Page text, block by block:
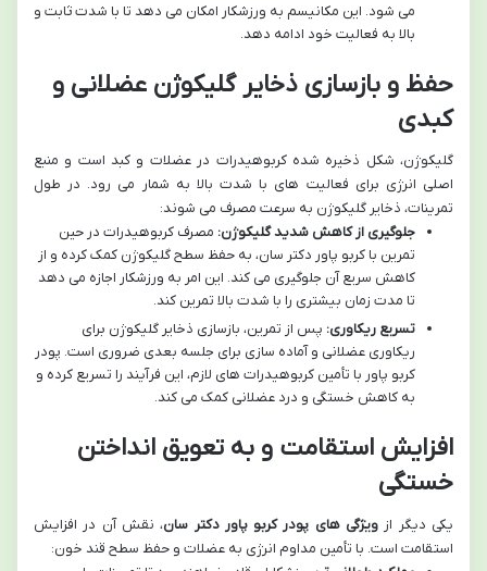
می شود. این مکانیسم به ورزشکار امکان می دهد تا با شدت ثابت و
بالا به فعالیت خود ادامه دهد.
حفظ و بازسازی ذخایر گلیکوژن عضلانی و
کبدی
گلیکوژن، شکل ذخیره شده کربوهیدرات در عضلات و کبد است و منبع
اصلی انرژی برای فعالیت های با شدت بالا به شمار می رود. در طول
تمرینات، ذخایر گلیکوژن به سرعت مصرف می شوند:
جلوگیری از کاهش شدید گلیکوژن: مصرف کربوهیدرات در حین
تمرین با کربو پاور دکتر سان، به حفظ سطح گلیکوژن کمک کرده و از
کاهش سریع آن جلوگیری می کند. این امر به ورزشکار اجازه می دهد
تا مدت زمان بیشتری را با شدت بالا تمرین کند.
تسریع ریکاوری: پس از تمرین، بازسازی ذخایر گلیکوژن برای
ریکاوری عضلانی و آماده سازی برای جلسه بعدی ضروری است. پودر
کربو پاور با تأمین کربوهیدرات های لازم، این فرآیند را تسریع کرده و
به کاهش خستگی و درد عضلانی کمک می کند.
افزایش استقامت و به تعویق انداختن
خستگی
یکی دیگر از ویژگی های پودر کربو پاور دکتر سان، نقش آن در افزایش
استقامت است. با تأمین مداوم انرژی به عضلات و حفظ سطح قند خون: